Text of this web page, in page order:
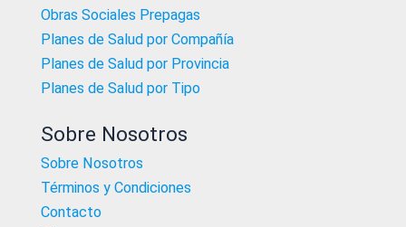
Obras Sociales Prepagas
Planes de Salud por Compañía
Planes de Salud por Provincia
Planes de Salud por Tipo
Sobre Nosotros
Sobre Nosotros
Términos y Condiciones
Contacto